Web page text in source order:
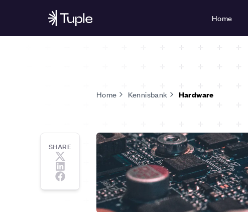
Home
Home Kennisbank Hardware
SHARE